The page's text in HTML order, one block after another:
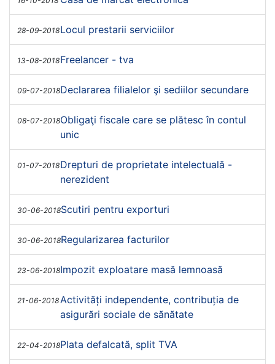
28-09-2018Locul prestarii serviciilor
13-08-2018Freelancer - tva
09-07-2018Declararea filialelor şi sediilor secundare
08-07-2018Obligaţi fiscale care se plătesc în contul
unic
01-07-2018Drepturi de proprietate intelectuală -
nerezident
30-06-2018Scutiri pentru exporturi
30-06-2018Regularizarea facturilor
23-06-2018Impozit exploatare masă lemnoasă
21-06-2018Activități independente, contribuția de
asigurări sociale de sănătate
22-04-2018Plata defalcată, split TVA